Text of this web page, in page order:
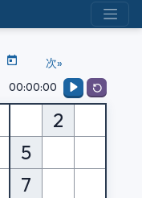
次»
00:00:00
2
5
7